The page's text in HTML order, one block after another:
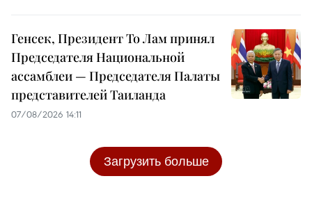
Генсек, Президент То Лам принял
Председателя Национальной
ассамблеи — Председателя Палаты
представителей Таиланда
07/08/2026 14:11
Загрузить больше